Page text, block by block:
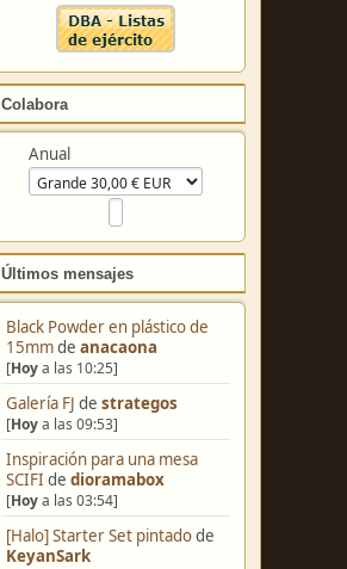
Colabora
Anual
Últimos mensajes
Black Powder en plástico de
15mmde anacaona
[Hoya las 10:25]
Galería FJ de strategos
[Hoya las 09:53]
Inspiración para una mesa
SCIFI de dioramabox
[Hoya las 03:54]
[Halo] Starter Set pintadode
KeyanSark